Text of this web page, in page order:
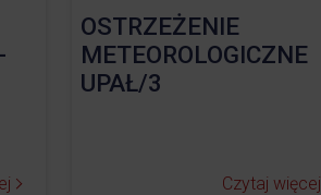
OSTRZEŻENIE
METEOROLOGICZNE
UPAŁ/3
Czytaj więcej